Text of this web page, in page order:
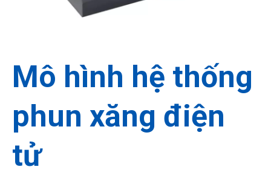
Vận chuyển và lắp đặt Đổi trả hàng Lắp đặt sử dụng
Mô hình hệ thống
phun xăng điện
tử